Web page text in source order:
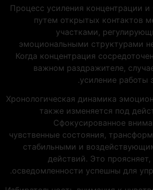
Процесс усиления концентрации и
путем открытых контактов
участками,
эмоциональными структурами
Когда концентрация
важном раздражителе,
усиление работы
Хронологическая динамика
также изменяется под
Сфокусированное
чувственные состояния,
стабильными и
действий. Это
осведомленности успешны для